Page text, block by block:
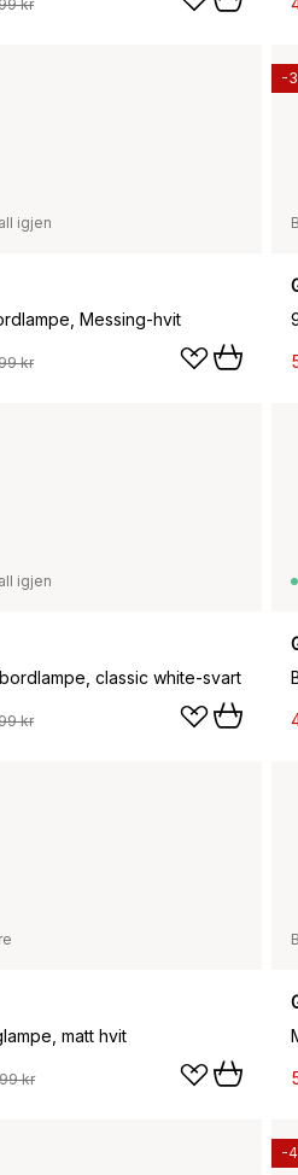
kr
igjen
Messing-hvit
kr
-
igjen
bordlampe, classic white-svart
kr
matt hvit
kr
-